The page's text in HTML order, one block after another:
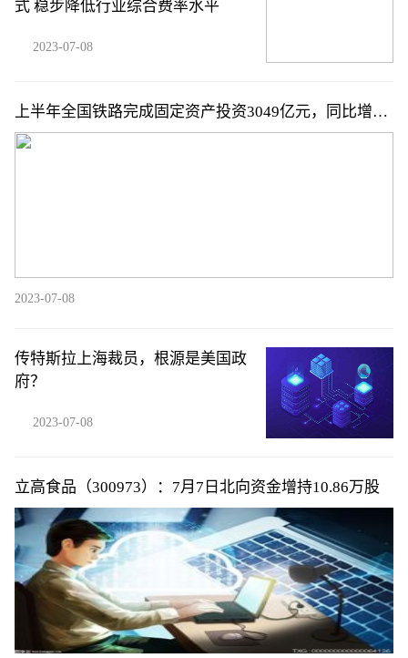
式 稳步降低行业综合费率水平
2023-07-08
上半年全国铁路完成固定资产投资3049亿元，同比增长
6.9%
2023-07-08
传特斯拉上海裁员，根源是美国政
府？
2023-07-08
立高食品（300973）：7月7日北向资金增持10.86万股